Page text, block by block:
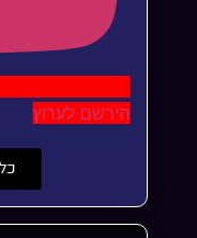
הירשם לערוץ